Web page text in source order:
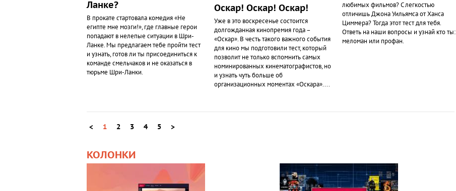
Ланке?
В прокате стартовала комедия «Не
египте мне мозги!», где главные герои
попадают в нелепые ситуации в Шри-
Ланке. Мы предлагаем тебе пройти тест
и узнать, готов ли ты присоединиться к
команде смельчаков и не оказаться в
тюрьме Шри-Ланки.
Оскар! Оскар! Оскар!
Уже в это воскресенье состоится
долгожданная кинопремия года –
«Оскар». В честь такого важного события
для кино мы подготовили тест, который
позволит не только вспомнить самых
номинированных кинематографистов, но
и узнать чуть больше об
организационных моментах «Оскара»....
любимых фильмов? С легкостью
отличишь Джона Уильямса от Ханса
Циммера? Тогда этот тест для тебя.
Ответь на наши вопросы и узнай кто ты:
меломан или профан.
< 1 2 3 4 5 >
КОЛОНКИ